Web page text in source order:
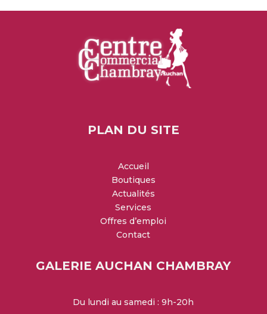
PLAN DU SITE
Accueil
Boutiques
Actualités
Services
Offres d’emploi
Contact
GALERIE AUCHAN CHAMBRAY
Du lundi au samedi : 9h-20h